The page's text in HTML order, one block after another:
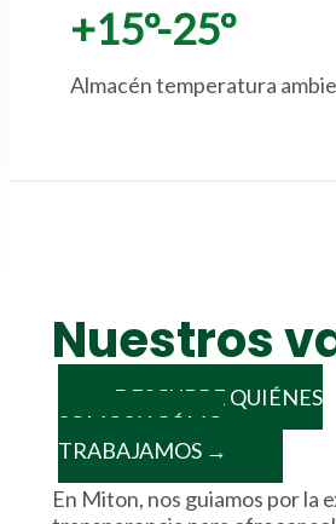
+15º-25º
Almacén temperatura
Nuestros
DESCUBRE QUIÉNES
SOMOS Y CÓMO
TRABAJAMOS →
En Miton, nos guiamos por la